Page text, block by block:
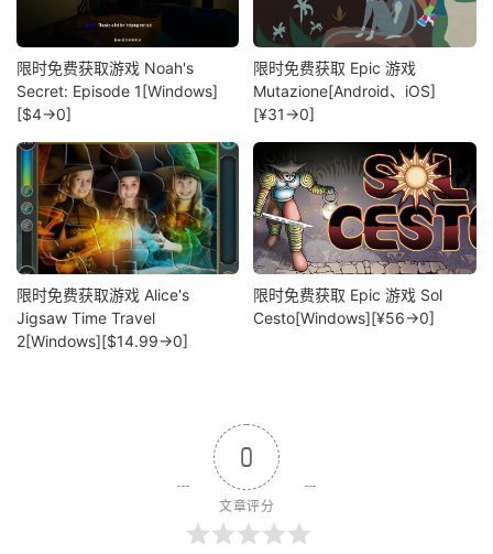
限时免费获取游戏 Noah's
Secret: Episode 1[Windows]
[$4→0]
限时免费获取 Epic 游戏
Mutazione[Android、iOS]
[¥31→0]
限时免费获取游戏 Alice's
Jigsaw Time Travel
2[Windows][$14.99→0]
限时免费获取 Epic 游戏 Sol
Cesto[Windows][¥56→0]
0
文章评分